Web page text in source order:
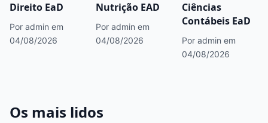
Direito EaD
Por admin em
04/08/2026
Nutrição EAD
Por admin em
04/08/2026
Ciências
Contábeis EaD
Por admin em
04/08/2026
Os mais lidos